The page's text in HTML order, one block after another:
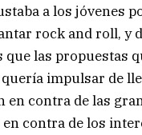
a los jóvenes
rock and roll, y
que las propuestas
impulsar de
en contra de las
contra de los